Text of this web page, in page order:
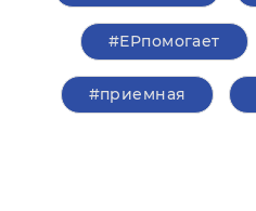
#ЕРпомогает
#приемная